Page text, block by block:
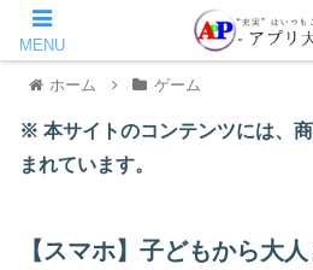
ホーム ゲーム
※ 本サイトのコンテンツには、
まれています。
【スマホ】子どもから大
MENU